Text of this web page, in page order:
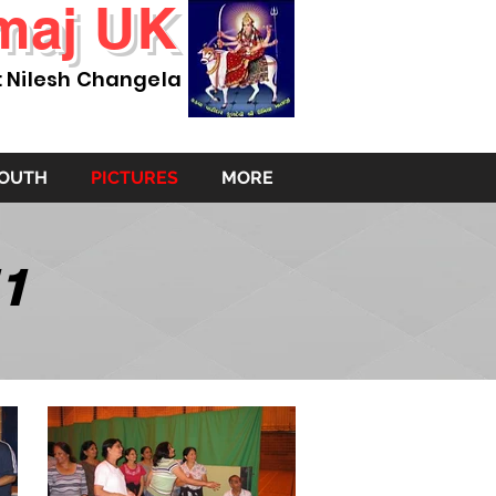
UK
Nilesh Changela
PICTURES MORE